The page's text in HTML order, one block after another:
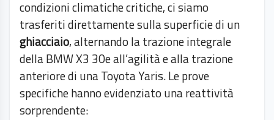
condizioni climatiche critiche, ci siamo
trasferiti direttamente sulla superficie di un
ghiacciaio, alternando la trazione integrale
della BMW X3 30e all’agilità e alla trazione
anteriore di una Toyota Yaris. Le prove
specifiche hanno evidenziato una reattività
sorprendente: